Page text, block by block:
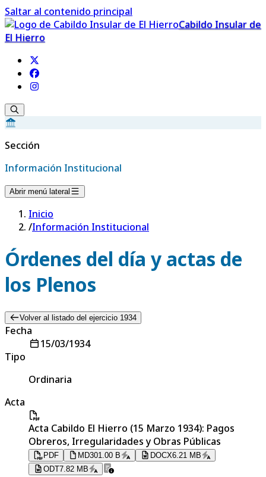
Saltar al contenido principal
Cabildo Insular de
El Hierro
Sección
Información Institucional
Abrir menú lateral
Inicio
/Información Institucional
Órdenes del día y actas de
los Plenos
Volver al listado del ejercicio 1934
Fecha
15/03/1934
Tipo
Ordinaria
Acta
Acta Cabildo El Hierro (15 Marzo 1934): Pagos
Obreros, Irregularidades y Obras Públicas
PDF MD301.00 B DOCX6.21 MB
ODT7.82 MB